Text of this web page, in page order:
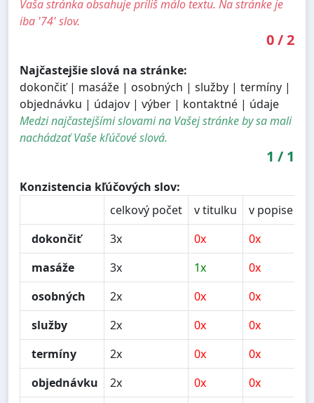
Vaša stránka obsahuje príliš málo textu. Na stránke je
iba '74' slov.
0/2
Najčastejšie slová na stránke:
dokončiť | masáže | osobných | služby | termíny |
objednávku | údajov | výber | kontaktné | údaje
Medzi najčastejšími slovami na Vašej stránke by sa mali
nachádzať Vaše kľúčové slová.
1 / 1
Konzistencia kľúčových slov:
celkový počet
v titulku v popise
dokončiť
3x 0x 0x
masáže
3x 1x 0x
osobných
2x 0x 0x
služby
2x 0x 0x
termíny
2x 0x 0x
objednávku
2x 0x 0x